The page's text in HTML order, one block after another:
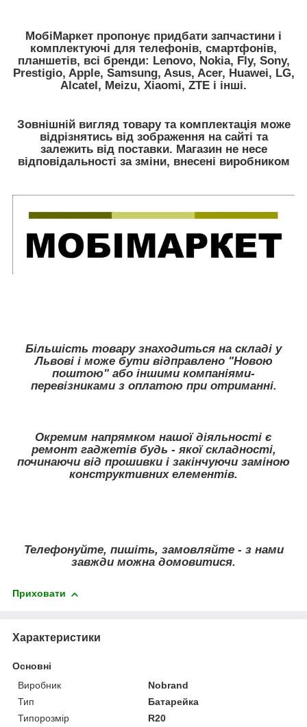
МобіМаркет пропонує придбати запчастини і
комплектуючі для телефонів, смартфонів,
планшетів, всі бренди: Lenovo, Nokia, Fly, Sony,
Prestigio, Apple, Samsung, Asus, Acer, Huawei, LG,
Alcatel, Meizu, Xiaomi, ZTE і інші.
Зовнішній вигляд товару та комплектація може
відрізнятись від зображення на сайті та
залежить від поставки. Магазин не несе
відповідальності за зміни, внесені виробником
Більшість товару знаходиться на складі у
Львові і може бути відправлено "Новою
поштою" або іншими компаніями-
перевізниками з оплатою при отриманні.
Окремим напрямком нашої діяльності є
ремонт гаджетів будь - якої складності,
починаючи від прошивки і закінчуючи заміною
конструктивних елементів.
Телефонуйте, пишіть, замовляйте - з нами
завжди можна домовитися.
Приховати
Характеристики
Основні
Виробник
Nobrand
Тип
Батарейка
Типорозмір
R20